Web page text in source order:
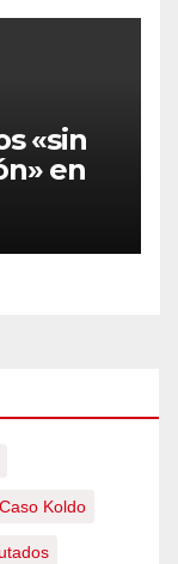
«sin
en
Caso Koldo